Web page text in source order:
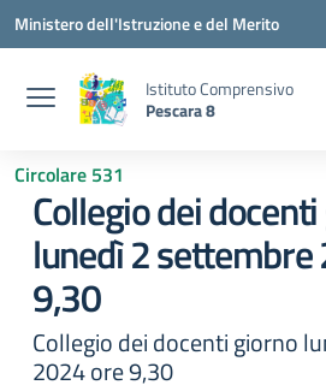
Vai ai contenuti
Vai al menu di navigazione
Vai al footer
Ministero dell'Istruzione e del Merito
Istituto Comprensivo
Pescara 8
Circolare 531
Collegio dei
lunedì 2
9,30
Collegio dei docenti giorno
2024 ore 9,30